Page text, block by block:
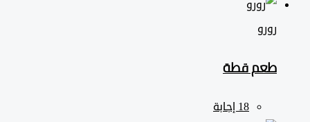
طعم قطة